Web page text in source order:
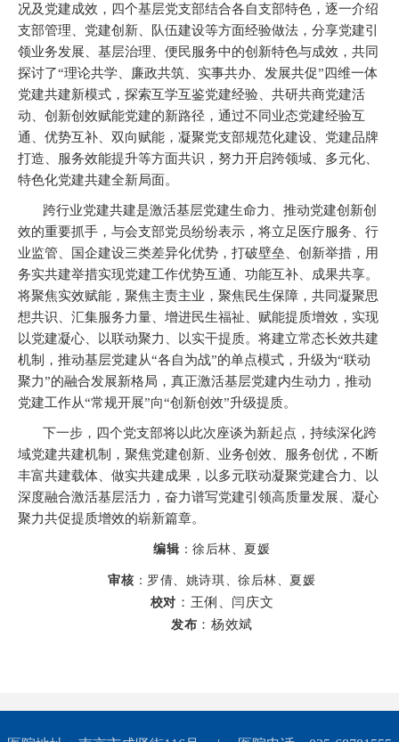
况及党建成效，四个基层党支部结合各自支部特色，逐一介绍
支部管理、党建创新、队伍建设等方面经验做法，分享党建引
领业务发展、基层治理、便民服务中的创新特色与成效，共同
探讨了“理论共学、廉政共筑、实事共办、发展共促”四维一体
党建共建新模式，探索互学互鉴党建经验、共研共商党建活
动、创新创效赋能党建的新路径，通过不同业态党建经验互
通、优势互补、双向赋能，凝聚党支部规范化建设、党建品牌
打造、服务效能提升等方面共识，努力开启跨领域、多元化、
特色化党建共建全新局面。
跨行业党建共建是激活基层党建生命力、推动党建创新创
效的重要抓手，与会支部党员纷纷表示，将立足 医疗服务、行
业监管、国企建设三类差异化优势，打破壁垒、创新举措，用
务实共建举措实现党建工作优势互通、功能互补、成果共享。
将聚焦实效赋能，聚焦主责主业，聚焦民生保障，共同凝聚思
想共识、汇集服务力量、增进民生福祉、赋能提质增效，实现
以党建凝心、以联动聚力、以实干提质。将建立常态长效共建
机制，推动基层党建从“各自为战”的单点模式，升级为“联动
聚力”的融合发展新格局，真正激活基层党建内生动力，推动
党建工作从“常规开展”向“创新创效”升级提质。
下一步，四个党支部将以此次座谈为新起点，持续深化跨
域党建共建机制，聚焦党建创新、业务创效、服务创优，不断
丰富共建载体、做实共建成果，以多元联动凝聚党建合力、以
深度融合激活基层活力，奋力谱写党建引领高质量发展、凝心
聚力共促提质增效的崭新篇章。
编辑 ：徐后林、夏媛
审核 ：罗倩、姚诗琪、徐后林、夏媛
校对 ：王俐、闫庆文
发布 ：杨效斌